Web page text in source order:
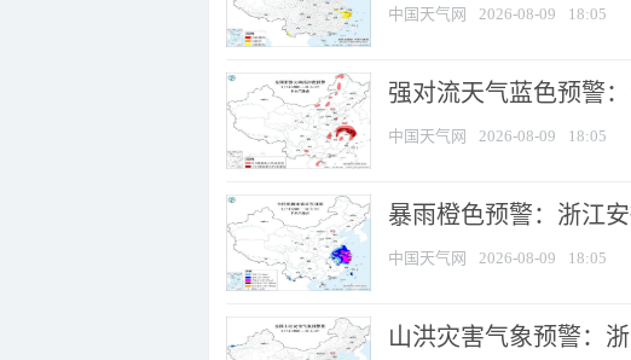
中国天气网 2026-08-09 18:05
强对流天气蓝色预警
中国天气网 2026-08-09 18:05
暴雨橙色预警：浙江
中国天气网 2026-08-09 18:05
山洪灾害气象预警：